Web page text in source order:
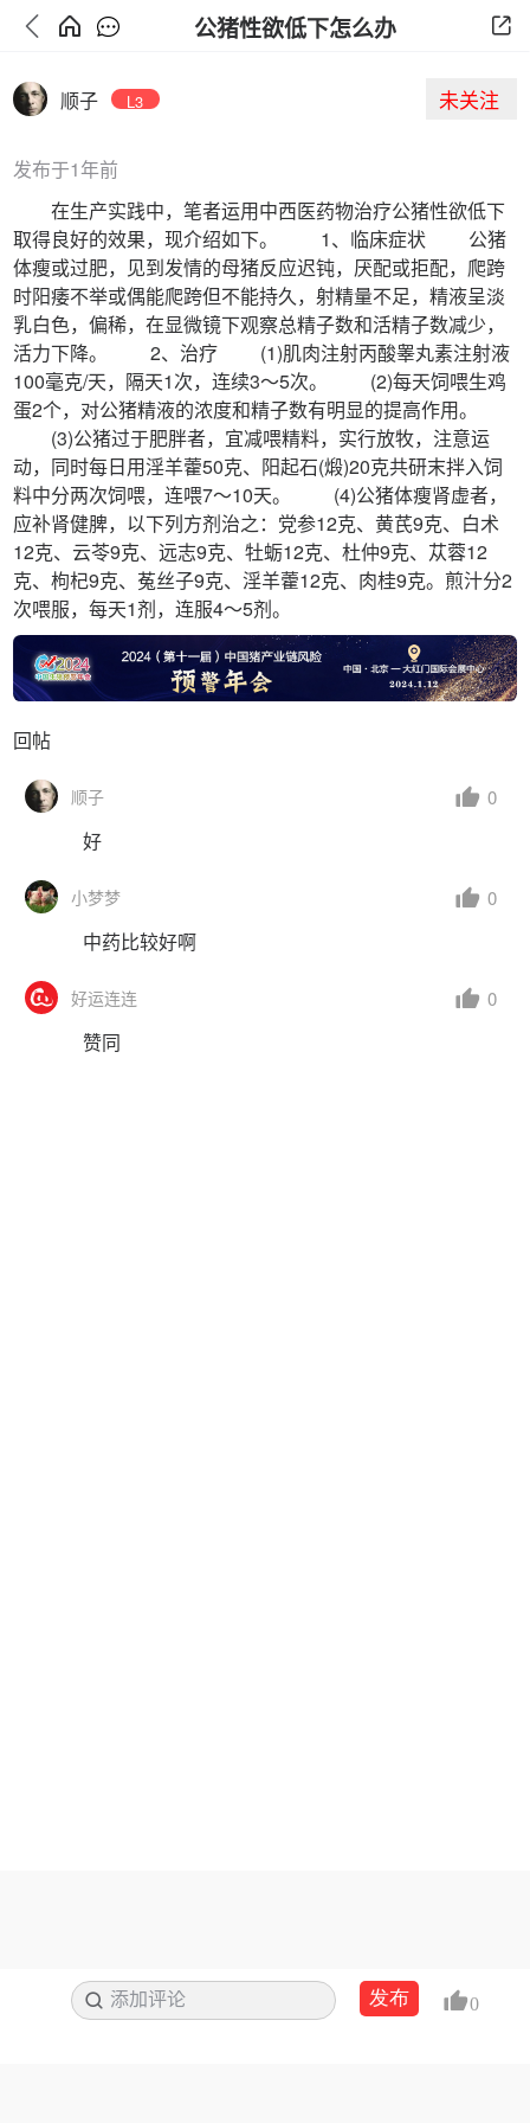
公猪性欲低下怎么办
顺子 L3 未关注
发布于1年前
在生产实践中，笔者运用中西医药物治疗公猪性欲低下
取得良好的效果，现介绍如下。 1、临床症状 公猪
体瘦或过肥，见到发情的母猪反应迟钝，厌配或拒配，爬跨
时阳痿不举或偶能爬跨但不能持久，射精量不足，精液呈淡
乳白色，偏稀，在显微镜下观察总精子数和活精子数减少，
活力下降。 2、治疗 (1)肌肉注射丙酸睾丸素注射液
100毫克/天，隔天1次，连续3～5次。 (2)每天饲喂生鸡
蛋2个，对公猪精液的浓度和精子数有明显的提高作用。
(3)公猪过于肥胖者，宜减喂精料，实行放牧，注意运
动，同时每日用淫羊藿50克、阳起石(煅)20克共研末拌入饲
料中分两次饲喂，连喂7～10天。 (4)公猪体瘦肾虚者，
应补肾健脾，以下列方剂治之：党参12克、黄芪9克、白术
12克、云苓9克、远志9克、牡蛎12克、杜仲9克、苁蓉12
克、枸杞9克、菟丝子9克、淫羊藿12克、肉桂9克。煎汁分2
次喂服，每天1剂，连服4～5剂。
回帖
顺子 0
好
小梦梦 0
中药比较好啊
好运连连 0
赞同
添加评论 搜索发布 0